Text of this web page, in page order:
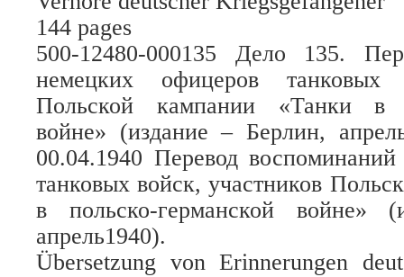
144 pages
500-12480-000135 Дело 135.
немецких офицеров танковых
Польской кампании «Танки в
войне» (издание – Берлин,
00.04.1940 Перевод
танковых войск, участников
в польско-германской войне»
апрель1940).
Übersetzung von Erinnerungen